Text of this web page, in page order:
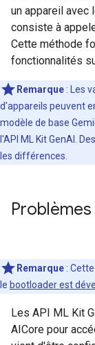
un appareil avec
consiste à
Cette méthode
fonctionnalités
Remarque : Les
d'appareils peuvent
modèle de base
l'API ML Kit GenAI.
les différences.
Remarque :
le bootloader est
Les API ML Kit
AICore pour